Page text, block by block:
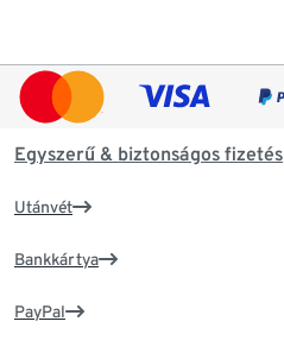
Egyszerű & biztonságos fizetés
Utánvét
Bankkártya
PayPal